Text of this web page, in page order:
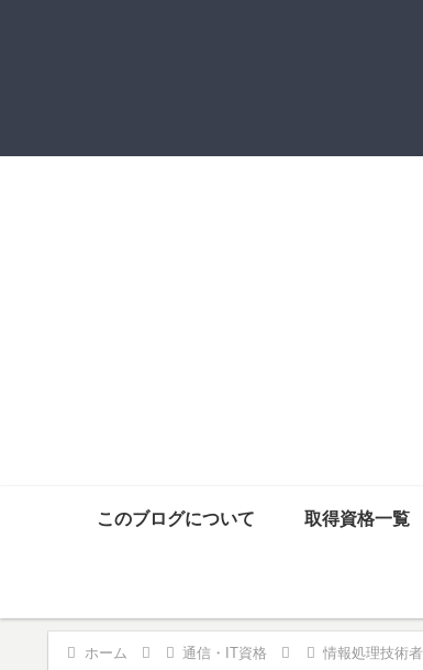
このブログについて 取得資格一覧
ホーム 通信・IT資格 情報処理技術者